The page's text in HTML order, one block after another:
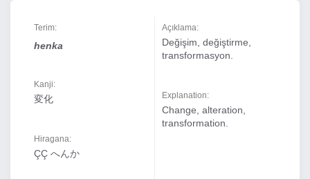
Terim:
henka
Kanji:
変化
Hiragana:
ÇÇ へんか
Açıklama:
Değişim, değiştirme,
transformasyon.
Explanation:
Change, alteration,
transformation.